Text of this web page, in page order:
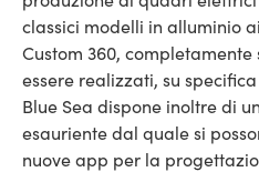
classici modelli in alluminio
Custom 360, completamente
essere realizzati, su
Blue Sea dispone inoltre di
esauriente dal quale si
nuove app per la